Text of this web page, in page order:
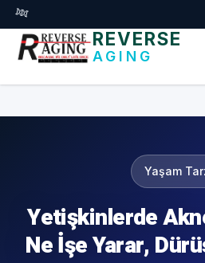
דלג לתוכן הראשי
🧬
REVERSE
AGING
Yaşam
Yetişkinlerde
Ne İşe Yarar,